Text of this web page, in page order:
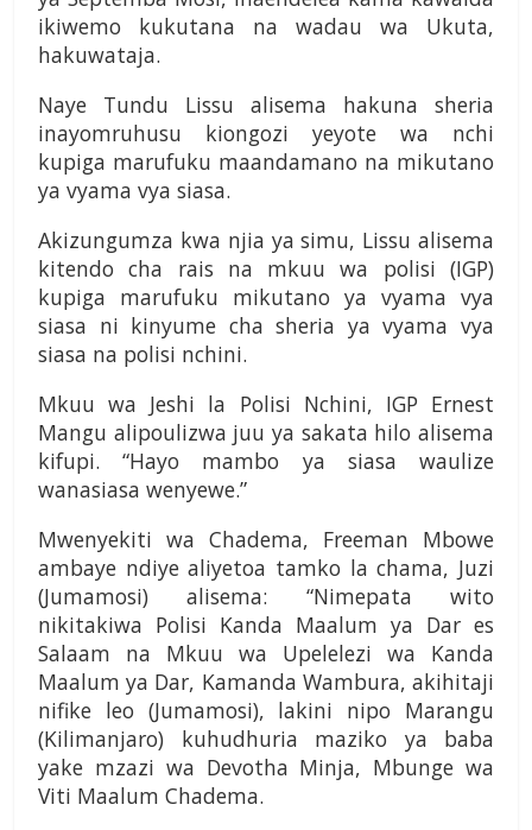
ikiwemo kukutana na wadau wa Ukuta,
hakuwataja.
Naye Tundu Lissu alisema hakuna sheria
inayomruhusu kiongozi yeyote wa nchi
kupiga marufuku maandamano na mikutano
ya vyama vya siasa.
Akizungumza kwa njia ya simu, Lissu alisema
kitendo cha rais na mkuu wa polisi (IGP)
kupiga marufuku mikutano ya vyama vya
siasa ni kinyume cha sheria ya vyama vya
siasa na polisi nchini.
Mkuu wa Jeshi la Polisi Nchini, IGP Ernest
Mangu alipoulizwa juu ya sakata hilo alisema
kifupi. “Hayo mambo ya siasa waulize
wanasiasa wenyewe.”
Mwenyekiti wa Chadema, Freeman Mbowe
ambaye ndiye aliyetoa tamko la chama, Juzi
(Jumamosi) alisema: “Nimepata wito
nikitakiwa Polisi Kanda Maalum ya Dar es
Salaam na Mkuu wa Upelelezi wa Kanda
Maalum ya Dar, Kamanda Wambura, akihitaji
nifike leo (Jumamosi), lakini nipo Marangu
(Kilimanjaro) kuhudhuria maziko ya baba
yake mzazi wa Devotha Minja, Mbunge wa
Viti Maalum Chadema.